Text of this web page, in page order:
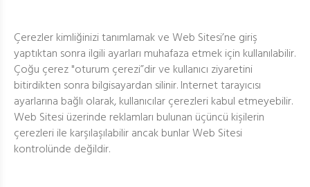
Çerezler kimliğinizi tanımlamak ve Web Sitesi’ne giriş
yaptıktan sonra ilgili ayarları muhafaza etmek için kullanılabilir.
Çoğu çerez "oturum çerezi”dir ve kullanıcı ziyaretini
bitirdikten sonra bilgisayardan silinir. Internet tarayıcısı
ayarlarına bağlı olarak, kullanıcılar çerezleri kabul etmeyebilir.
Web Sitesi üzerinde reklamları bulunan üçüncü kişilerin
çerezleri ile karşılaşılabilir ancak bunlar Web Sitesi
kontrolünde değildir.